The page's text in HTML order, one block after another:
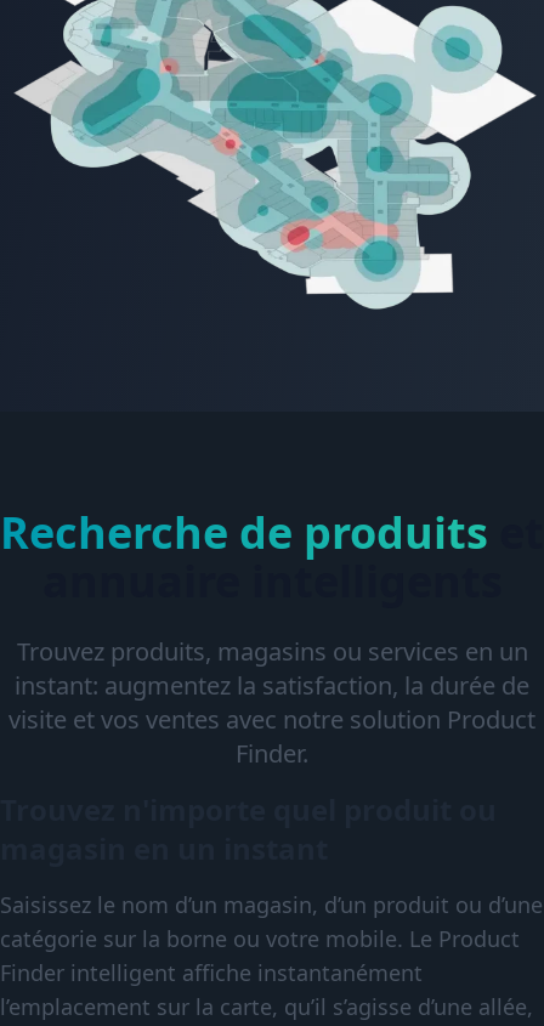
Recherche de produits
Trouvez produits, magasins ou services en un
instant: augmentez la satisfaction, la durée de
visite et vos ventes avec notre solution Product
Finder.
Saisissez le nom d’un magasin, d’un produit ou d’une
catégorie sur la borne ou votre mobile. Le Product
Finder intelligent affiche instantanément
l’emplacement sur la carte, qu’il s’agisse d’une allée,